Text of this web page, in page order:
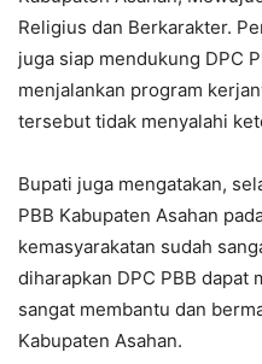
Religius dan Berkarakter.
juga siap mendukung DPC
menjalankan program
tersebut tidak menyalahi
Bupati juga mengatakan,
PBB Kabupaten Asahan
kemasyarakatan sudah
diharapkan DPC PBB dapat
sangat membantu dan
Kabupaten Asahan.